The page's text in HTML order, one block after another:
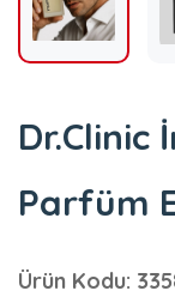
Dr.Clinic
Parfüm
Ürün Kodu: